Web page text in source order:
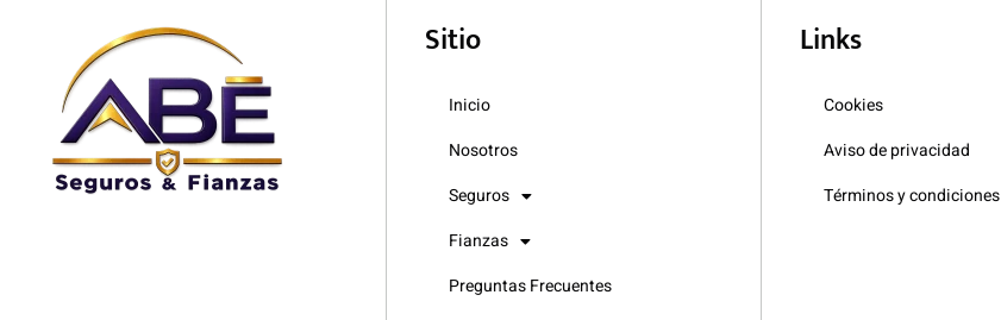
Sitio
Inicio
Nosotros
Seguros
Fianzas
Preguntas Frecuentes
Links
Cookies
Aviso de privacidad
Términos y condiciones